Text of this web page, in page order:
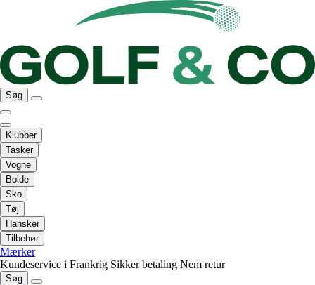
Søg
Klubber
Tasker
Vogne
Bolde
Sko
Tøj
Hansker
Tilbehør
Mærker
Kundeservice i Frankrig Sikker betaling Nem retur
Søg